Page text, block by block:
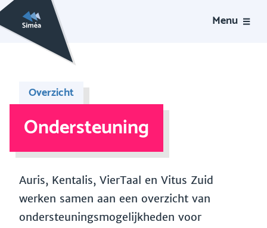
Menu
Overzicht
Ondersteuning
Auris, Kentalis, VierTaal en Vitus Zuid
werken samen aan een overzicht van
ondersteuningsmogelijkheden voor